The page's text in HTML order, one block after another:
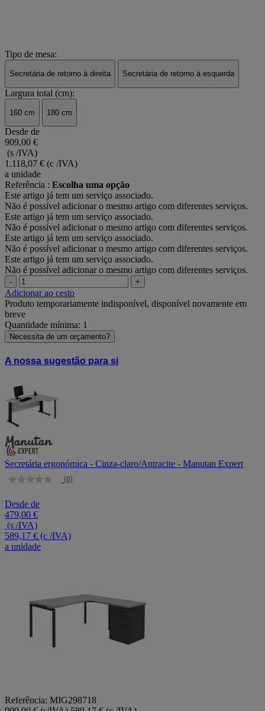
Tipo de mesa:
Secretária de retorno à direita Secretária de retorno à esquerda
Largura total (cm):
160 cm 180 cm
Desde de
909,00 €
(s /IVA)
1.118,07 € (c /IVA)
a unidade
Referência : Escolha uma opção
Este artigo já tem um serviço associado.
Não é possível adicionar o mesmo artigo com diferentes serviços.
Este artigo já tem um serviço associado.
Não é possível adicionar o mesmo artigo com diferentes serviços.
Este artigo já tem um serviço associado.
Não é possível adicionar o mesmo artigo com diferentes serviços.
Este artigo já tem um serviço associado.
Não é possível adicionar o mesmo artigo com diferentes serviços.
- +
Adicionar ao cesto
Produto temporariamente indisponível, disponível novamente em
breve
Quantidade mínima: 1
Necessita de um orçamento?
A nossa sugestão para si
Secretária ergonómica - Cinza-claro/Antracite - Manutan Expert
Sem
de
classificação
Link
para
a
mesma
(0)
Desde de
479,00 €
(s /IVA)
589,17 € (c /IVA)
a unidade
Referência: MIG298718